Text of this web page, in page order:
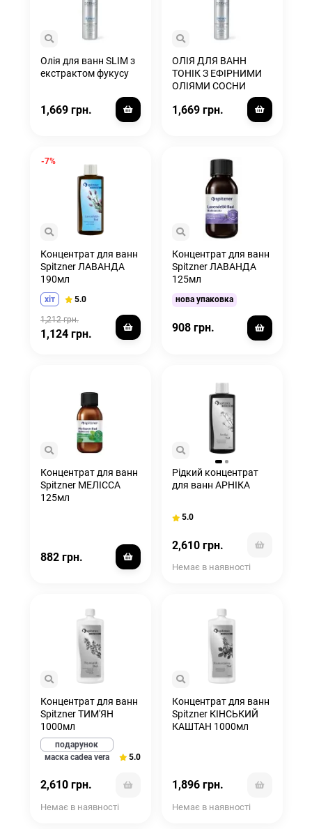
Олія для ванн SLIM з
екстрактом фукусу
1,669 грн.
ОЛІЯ ДЛЯ ВАНН
ТОНІК З ЕФІРНИМИ
ОЛІЯМИ СОСНИ
1,669 грн.
-7%
Концентрат для ванн
Spitzner ЛАВАНДА
190мл
хіт 5.0
1,212 грн.
1,124 грн.
Концентрат для ванн
Spitzner ЛАВАНДА
125мл
нова упаковка
908 грн.
Концентрат для ванн
Spitzner МЕЛІССА
125мл
882 грн.
Рідкий концентрат
для ванн АРНІКА
5.0
2,610 грн.
Немає в наявності
Концентрат для ванн
Spitzner ТИМ'ЯН
1000мл
подарунок
маска cadea vera
5.0
2,610 грн.
Немає в наявності
Концентрат для ванн
Spitzner КІНСЬКИЙ
КАШТАН 1000мл
1,896 грн.
Немає в наявності